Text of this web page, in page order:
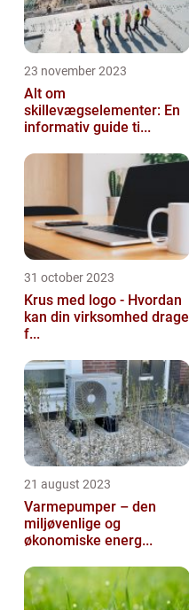
23 november 2023
Alt om
skillevægselementer: En
informativ guide ti...
31 october 2023
Krus med logo - Hvordan
kan din virksomhed drage
f...
21 august 2023
Varmepumper – den
miljøvenlige og
økonomiske energ...